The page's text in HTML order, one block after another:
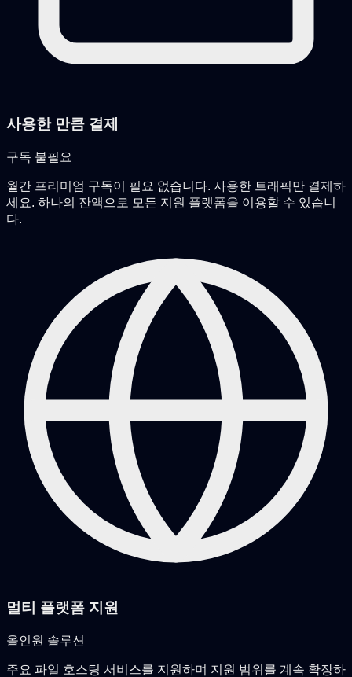
사용한 만큼 결제
구독 불필요
월간 프리미엄 구독이 필요 없습니다. 사용한 트래픽만 결제하
세요. 하나의 잔액으로 모든 지원 플랫폼을 이용할 수 있습니
다.
멀티 플랫폼 지원
올인원 솔루션
주요 파일 호스팅 서비스를 지원하며 지원 범위를 계속 확장하